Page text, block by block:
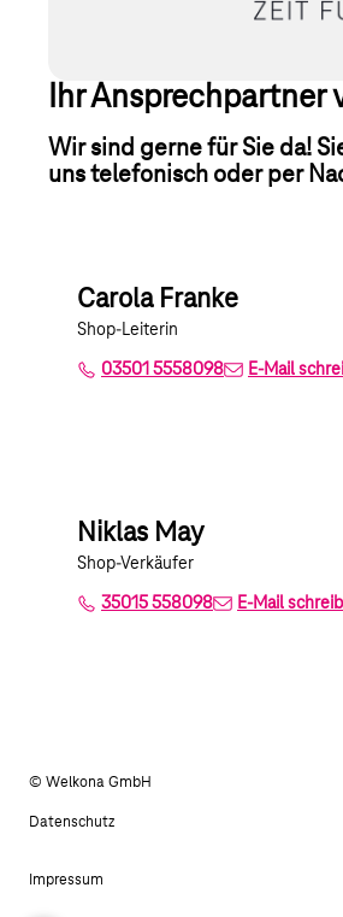
Ihr Ansprechpartner
Wir sind gerne für Sie da!
uns telefonisch oder per
Carola Franke
Shop-Leiterin
03501 5558098 E-Mail
Niklas May
Shop-Verkäufer
35015 558098 E-Mail
© Welkona GmbH
Datenschutz
Impressum